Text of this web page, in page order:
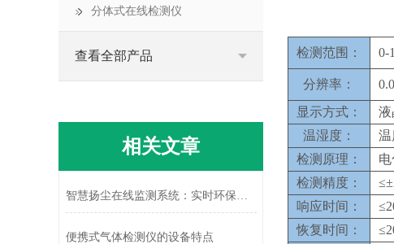
检测范围： 0-
分辨率：
显示方式：
液
温湿度：
温
检测原理：
检测精度：
响应时间：
恢复时间：
分体式在线检测仪
查看全部产品
相关文章
智慧扬尘在线监测系统：实时环保的新篇章
便携式气体检测仪的设备特点